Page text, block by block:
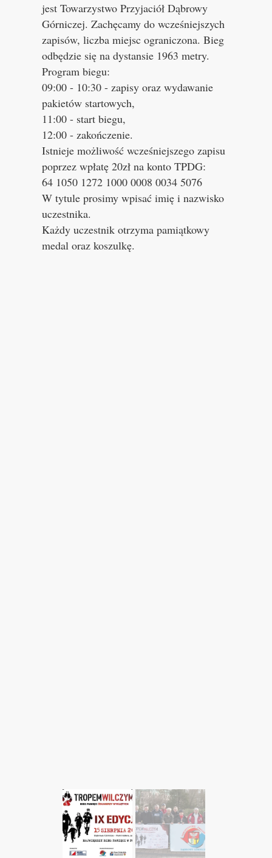
jest Towarzystwo Przyjaciół Dąbrowy
Górniczej. Zachęcamy do wcześniejszych
zapisów, liczba miejsc ograniczona. Bieg
odbędzie się na dystansie 1963 metry.
Program biegu:
09:00 - 10:30 - zapisy oraz wydawanie
pakietów startowych,
11:00 - start biegu,
12:00 - zakończenie.
Istnieje możliwość wcześniejszego zapisu
poprzez wpłatę 20zł na konto TPDG:
64 1050 1272 1000 0008 0034 5076
W tytule prosimy wpisać imię i nazwisko
uczestnika.
Każdy uczestnik otrzyma pamiątkowy
medal oraz koszulkę.